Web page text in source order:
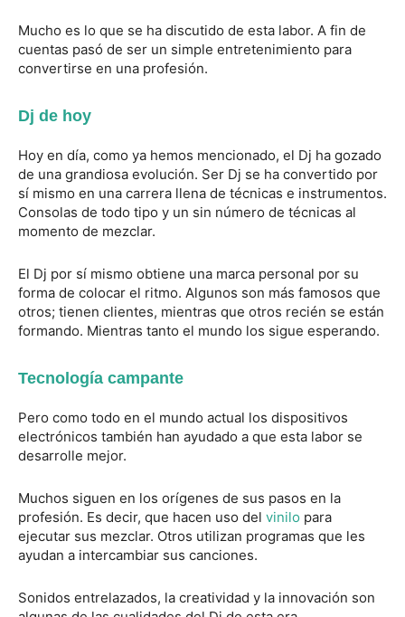
Mucho es lo que se ha discutido de esta labor. A fin de
cuentas pasó de ser un simple entretenimiento para
convertirse en una profesión.
Dj de hoy
Hoy en día, como ya hemos mencionado, el Dj ha gozado
de una grandiosa evolución. Ser Dj se ha convertido por
sí mismo en una carrera llena de técnicas e instrumentos.
Consolas de todo tipo y un sin número de técnicas al
momento de mezclar.
El Dj por sí mismo obtiene una marca personal por su
forma de colocar el ritmo. Algunos son más famosos que
otros; tienen clientes, mientras que otros recién se están
formando. Mientras tanto el mundo los sigue esperando.
Tecnología campante
Pero como todo en el mundo actual los dispositivos
electrónicos también han ayudado a que esta labor se
desarrolle mejor.
Muchos siguen en los orígenes de sus pasos en la
profesión. Es decir, que hacen uso del vinilo para
ejecutar sus mezclar. Otros utilizan programas que les
ayudan a intercambiar sus canciones.
Sonidos entrelazados, la creatividad y la innovación son